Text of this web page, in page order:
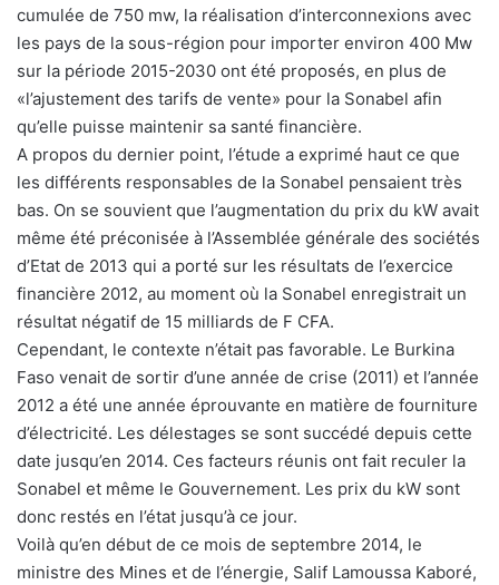
cumulée de 750 mw, la réalisation d’interconnexions avec
les pays de la sous-région pour importer environ 400 Mw
sur la période 2015-2030 ont été proposés, en plus de
«l’ajustement des tarifs de vente» pour la Sonabel afin
qu’elle puisse maintenir sa santé financière.
A propos du dernier point, l’étude a exprimé haut ce que
les différents responsables de la Sonabel pensaient très
bas. On se souvient que l’augmentation du prix du kW avait
même été préconisée à l’Assemblée générale des sociétés
d’Etat de 2013 qui a porté sur les résultats de l’exercice
financière 2012, au moment où la Sonabel enregistrait un
résultat négatif de 15 milliards de F CFA.
Cependant, le contexte n’était pas favorable. Le Burkina
Faso venait de sortir d’une année de crise (2011) et l’année
2012 a été une année éprouvante en matière de fourniture
d’électricité. Les délestages se sont succédé depuis cette
date jusqu’en 2014. Ces facteurs réunis ont fait reculer la
Sonabel et même le Gouvernement. Les prix du kW sont
donc restés en l’état jusqu’à ce jour.
Voilà qu’en début de ce mois de septembre 2014, le
ministre des Mines et de l’énergie, Salif Lamoussa Kaboré,